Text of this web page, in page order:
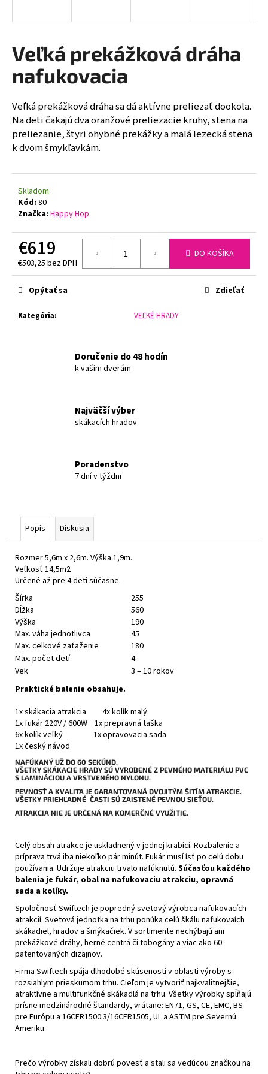
Veľká prekážková dráha
nafukovacia
Veľká prekážková dráha sa dá aktívne preliezať dookola.
Na deti čakajú dva oranžové preliezacie kruhy, stena na
preliezanie, štyri ohybné prekážky a malá lezecká stena
k dvom šmykľavkám.
Skladom
Kód: 80
Značka: Happy Hop
€619
€503,25 bez DPH
Jednotková
cena:
DO KOŠÍKA
Kategória: VEĽKÉ HRADY
Opýtať sa Zdieľať
Doručenie do 48 hodín
k vašim dverám
Najväčší výber
skákacích hradov
Poradenstvo
7 dní v týždni
Popis Diskusia
Rozmer 5,6m x 2,6m. Výška 1,9m.
Veľkosť 14,5m2
Určené až pre 4 deti súčasne.
Šírka
255
Dĺžka
560
Výška
190
Max. váha jednotlivca
45
Max. celkové zaťaženie
180
Max. počet detí
4
Vek
3 – 10 rokov
Praktické balenie obsahuje.
1x skákacia atrakcia 4x kolík malý
1x fukár 220V / 600W 1x prepravná taška
6x kolík veľký 1x opravovacia sada
1x český návod
NAFÚKANÝ UŽ DO 60 SEKÚND.
VŠETKY SKÁKACIE HRADY SÚ VYROBENÉ Z PEVNÉHO MATERIÁLU PVC
S LAMINÁCIOU A VRSTVENÉHO NYLONU.
PEVNOSŤ A KVALITA JE GARANTOVANÁ DVOJITÝM ŠITÍM ATRAKCIE.
VŠETKY PRIEHĽADNÉ ČASTI SÚ ZAISTENÉ PEVNOU SIEŤOU.
ATRAKCIA NIE JE URČENÁ NA KOMERČNÉ VYUŽITIE.
Celý obsah atrakce je uskladnený v jednej krabici. Rozbalenie a
príprava trvá iba niekoľko pár minút. Fukár musí ísť po celú dobu
používania. Udržuje atrakciu trvalo nafúknutú. Súčasťou každého
balenia je fukár, obal na nafukovaciu atrakciu, opravná
sada a kolíky.
Spoločnosť Swiftech je popredný svetový výrobca nafukovacích
atrakcií. Svetová jednotka na trhu ponúka celú škálu nafukovaích
skákadiel, hradov a šmýkačiek. V sortimente nechýbajú ani
prekážkové dráhy, herné centrá či tobogány a viac ako 60
patentovaných dizajnov.
Firma Swiftech spája dlhodobé skúsenosti v oblasti výroby s
rozsiahlym prieskumom trhu. Cieľom je vytvoriť najkvalitnejšie,
atraktívne a multifunkčné skákadlá na trhu. Všetky výrobky spĺňajú
prísne medzinárodné štandardy, vrátane: EN71, GS, CE, EMC, BS
pre Európu a 16CFR1500.3/16CFR1505, UL a ASTM pre Severnú
Ameriku.
Prečo výrobky získali dobrú povesť a stali sa vedúcou značkou na
s
ť
?
HĽADAŤ
O
d
p
o
ú
m